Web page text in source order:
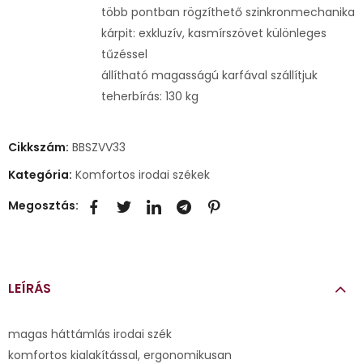
több pontban rögzíthető szinkronmechanika
kárpit: exkluzív, kasmírszövet különleges
tűzéssel
állítható magasságú karfával szállítjuk
teherbírás: 130 kg
Cikkszám: BBSZVV33
Kategória: Komfortos irodai székek
Megosztás:
LEÍRÁS
magas háttámlás irodai szék
komfortos kialakítással, ergonomikusan